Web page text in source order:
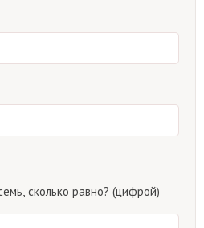
сколько равно? (цифрой)